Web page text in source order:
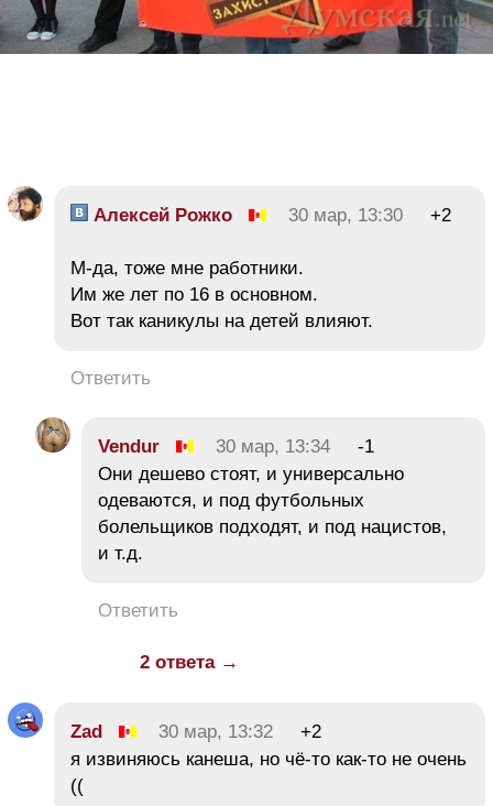
Алексей Рожко 30 мар, 13:30 +2
М-да, тоже мне работники.
Им же лет по 16 в основном.
Вот так каникулы на детей влияют.
Ответить
Vendur 30 мар, 13:34
-1
Они дешево стоят, и универсально
одеваются, и под футбольных
болельщиков подходят, и под нацистов,
и т.д.
Ответить
2 ответа →
Zad 30 мар, 13:32
+2
я извиняюсь канеша, но чё-то как-то не очень
((